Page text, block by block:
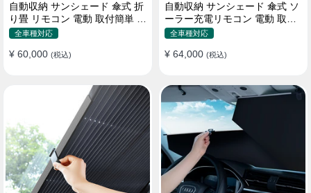
自動収納 サンシェード 傘式 折
り畳 リモコン 電動 取付簡単 汎
用 防風
全車種対応
¥ 60,000 (税込)
自動収納 サンシェード 傘式 ソ
ーラー充電リモコン 電動 取付
簡単 汎用
全車種対応
¥ 64,000 (税込)